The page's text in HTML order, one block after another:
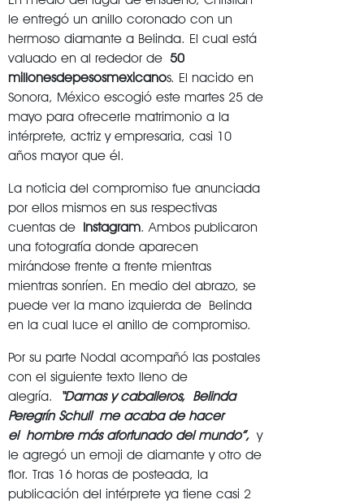
le entregó un anillo coronado con un
hermoso diamante a Belinda. El cual está
valuado en al rededor de 50
millonesdepesosmexicanos. El nacido en
Sonora, México escogió este martes 25 de
mayo para ofrecerle matrimonio a la
intérprete, actriz y empresaria, casi 10
años mayor que él.
La noticia del compromiso fue anunciada
por ellos mismos en sus respectivas
cuentas de Instagram. Ambos publicaron
una fotografía donde aparecen
mirándose frente a frente mientras
mientras sonríen. En medio del abrazo, se
puede ver la mano izquierda de Belinda
en la cual luce el anillo de compromiso.
Por su parte Nodal acompañó las postales
con el siguiente texto lleno de
alegría.
“Damas y caballeros, Belinda
Peregrín Schull me acaba de hacer
el hombre más afortunado del mundo”, y
le agregó un emoji de diamante y otro de
flor. Tras 16 horas de posteada, la
publicación del intérprete ya tiene casi 2